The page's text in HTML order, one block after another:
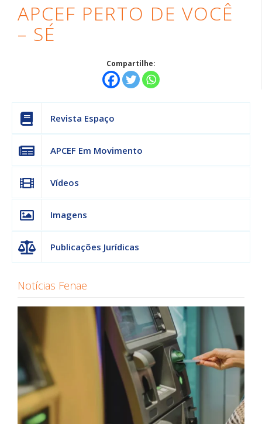
APCEF PERTO DE VOCÊ
– SÉ
Compartilhe:
Revista Espaço
APCEF Em Movimento
Vídeos
Imagens
Publicações Jurídicas
Notícias Fenae